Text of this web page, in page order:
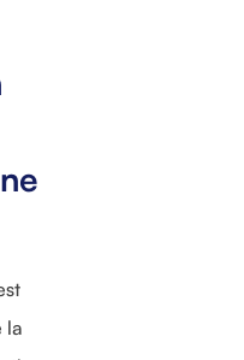
la